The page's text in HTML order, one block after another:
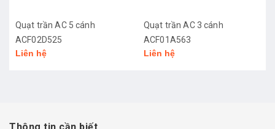
Quạt trần AC 5 cánh
ACF02D525
Liên hệ
Quạt trần AC 3 cánh
ACF01A563
Liên hệ